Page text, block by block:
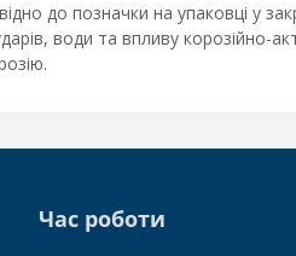
до позначки на упаковці у
води та впливу корозійно-
Час роботи